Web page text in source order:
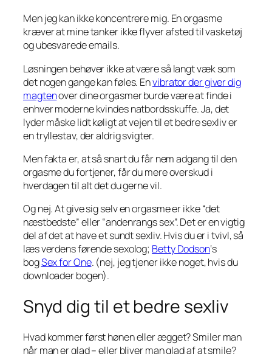
Men jeg kan ikke koncentrere mig. En orgasme
kræver at mine tanker ikke flyver afsted til vasketøj
og ubesvarede emails.
Løsningen behøver ikke at være så langt væk som
det nogen gange kan føles. Envibrator der giver dig
magtenover dine orgasmer burde være at finde i
enhver moderne kvindes natbordsskuffe. Ja, det
lyder måske lidt køligt at vejen til et bedre sexliv er
en tryllestav, der aldrig svigter.
Men fakta er, at så snart du får nem adgang til den
orgasme du fortjener, får du mere overskud i
hverdagen til alt det du gerne vil.
Og nej. At give sig selv en orgasme er ikke “det
næstbedste” eller “andenrangs sex”. Det er en vigtig
del af det at have et sundt sexliv. Hvis du er i tvivl, så
læs verdens førende sexolog; Betty Dodson‘s
bogSex for One. (nej, jeg tjener ikke noget, hvis du
downloader bogen).
Snyd dig til et bedre sexliv
Hvad kommer først hønen eller ægget? Smiler man
når man er glad – eller bliver man glad af at smile?